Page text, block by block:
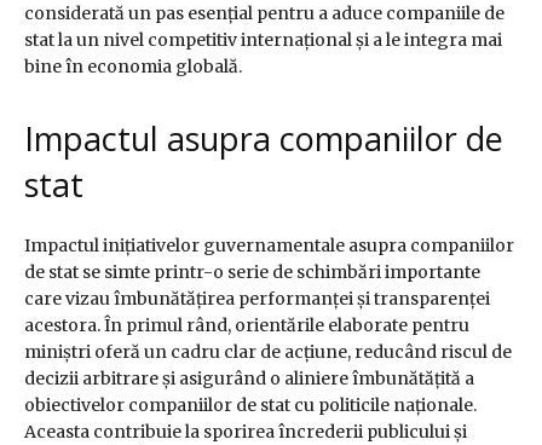
considerată un pas esențial pentru a aduce companiile de
stat la un nivel competitiv internațional și a le integra mai
bine în economia globală.
Impactul asupra companiilor de
stat
Impactul inițiativelor guvernamentale asupra companiilor
de stat se simte printr-o serie de schimbări importante
care vizau îmbunătățirea performanței și transparenței
acestora. În primul rând, orientările elaborate pentru
miniștri oferă un cadru clar de acțiune, reducând riscul de
decizii arbitrare și asigurând o aliniere îmbunătățită a
obiectivelor companiilor de stat cu politicile naționale.
Aceasta contribuie la sporirea încrederii publicului și